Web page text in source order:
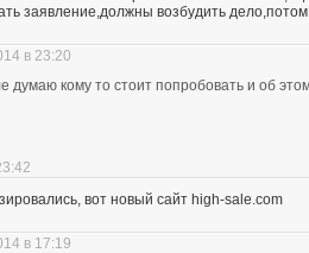
заявление,должны возбудить
в 23:20
думаю кому то стоит попробовать и об
вот новый сайт high-sale.com
в 17:19